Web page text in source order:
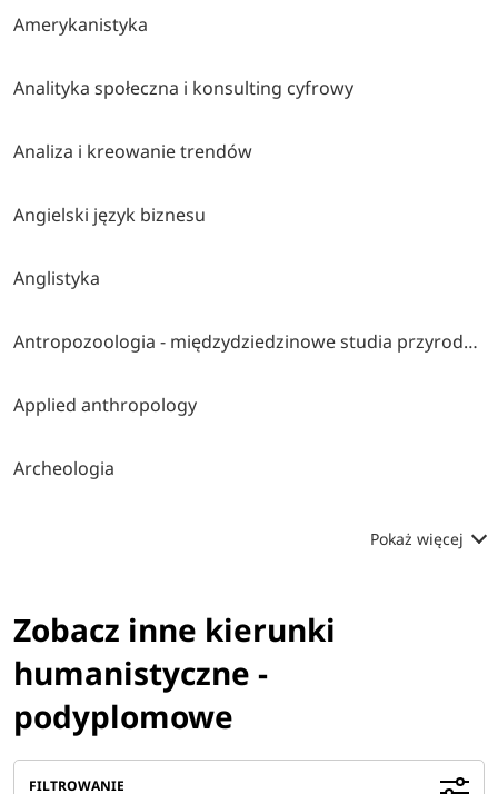
Amerykanistyka
Analityka społeczna i konsulting cyfrowy
Analiza i kreowanie trendów
Angielski język biznesu
Anglistyka
Antropozoologia - międzydziedzinowe studia przyrodniczo-społeczno-humanistyczne
Applied anthropology
Archeologia
Pokaż więcej
Zobacz inne kierunki
humanistyczne -
podyplomowe
FILTROWANIE